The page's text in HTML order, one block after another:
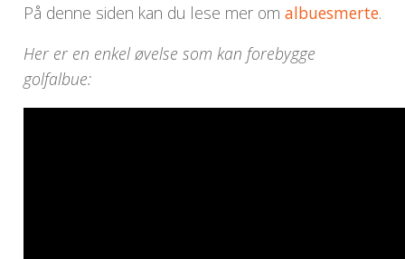
På denne siden kan du lese mer om albuesmerte.
Her er en enkel øvelse som kan forebygge
golfalbue: